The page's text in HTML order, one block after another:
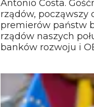
Antonio Costa.
rządów, począwszy
premierów państw
rządów naszych
banków rozwoju i